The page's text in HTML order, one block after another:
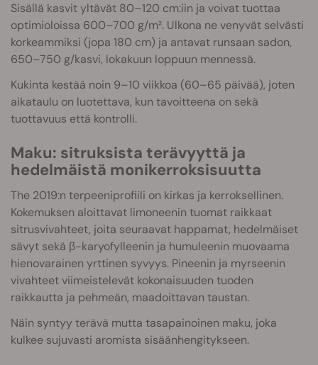
Sisällä kasvit yltävät 80–120 cm:iin ja voivat tuottaa
optimioloissa 600–700 g/m². Ulkona ne venyvät selvästi
korkeammiksi (jopa 180 cm) ja antavat runsaan sadon,
650–750 g/kasvi, lokakuun loppuun mennessä.
Kukinta kestää noin 9–10 viikkoa (60–65 päivää), joten
aikataulu on luotettava, kun tavoitteena on sekä
tuottavuus että kontrolli.
Maku: sitruksista terävyyttä ja
hedelmäistä monikerroksisuutta
The 2019:n terpeeniprofiili on kirkas ja kerroksellinen.
Kokemuksen aloittavat limoneenin tuomat raikkaat
sitrusvivahteet, joita seuraavat happamat, hedelmäiset
sävyt sekä β-karyofylleenin ja humuleenin muovaama
hienovarainen yrttinen syvyys. Pineenin ja myrseenin
vivahteet viimeistelevät kokonaisuuden tuoden
raikkautta ja pehmeän, maadoittavan taustan.
Näin syntyy terävä mutta tasapainoinen maku, joka
kulkee sujuvasti aromista sisäänhengitykseen.